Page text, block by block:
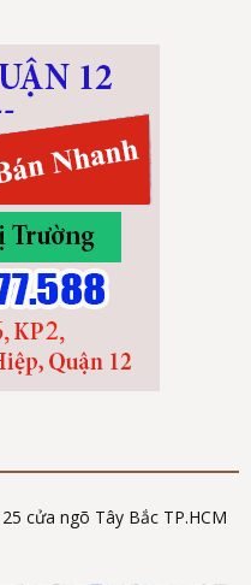
cửa ngõ Tây Bắc TP.HCM